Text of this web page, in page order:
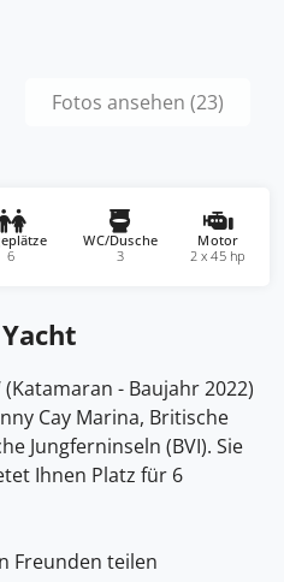
Fotos ansehen (23)
6
WC/Dusche
3
Motor
2 x 45 hp
- Baujahr 2022)
Cay Marina, Britische
Jungferninseln (BVI). Sie
Ihnen Platz für 6
Freunden teilen